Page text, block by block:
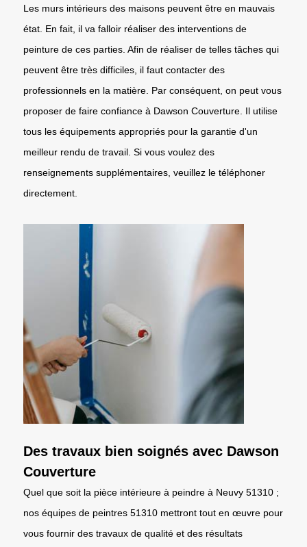
Les murs intérieurs des maisons peuvent être en mauvais
état. En fait, il va falloir réaliser des interventions de
peinture de ces parties. Afin de réaliser de telles tâches qui
peuvent être très difficiles, il faut contacter des
professionnels en la matière. Par conséquent, on peut vous
proposer de faire confiance à Dawson Couverture. Il utilise
tous les équipements appropriés pour la garantie d'un
meilleur rendu de travail. Si vous voulez des
renseignements supplémentaires, veuillez le téléphoner
directement.
Des travaux bien soignés avec Dawson
Couverture
Quel que soit la pièce intérieure à peindre à Neuvy 51310 ;
nos équipes de peintres 51310 mettront tout en œuvre pour
vous fournir des travaux de qualité et des résultats